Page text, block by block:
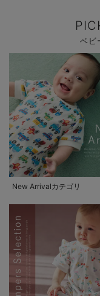
ベビ
New Arrivalカテゴリ